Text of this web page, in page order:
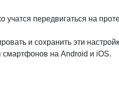
передвигаться на
и сохранить эти
на Android и iOS.